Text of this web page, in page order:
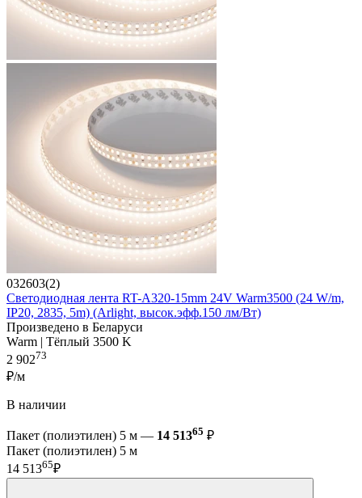
032603(2)
Светодиодная лента RT-A320-15mm 24V Warm3500 (24 W/m,
IP20, 2835, 5m) (Arlight, высок.эфф.150 лм/Вт)
Произведено в Беларуси
Warm | Тёплый 3500 K
2 90273
₽/м
В наличии
Пакет (полиэтилен) 5 м — 14 51365 ₽
Пакет (полиэтилен) 5 м
14 51365₽